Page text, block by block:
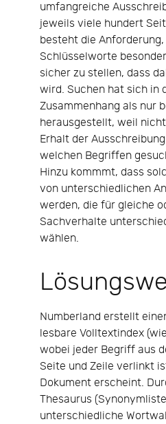
umfangreiche
jeweils viele hundert
besteht die
Schlüsselworte
sicher zu stellen, dass
wird. Suchen hat sich in
Zusammenhang als nur
herausgestellt, weil
Erhalt der
welchen Begriffen
Hinzu kommmt, dass
von unterschiedlichen
werden, die für gleiche
Sachverhalte
wählen.
Numberland erstellt
lesbare Volltextindex
wobei jeder Begriff aus
Seite und Zeile verlinkt
Dokument erscheint.
Thesaurus
unterschiedliche